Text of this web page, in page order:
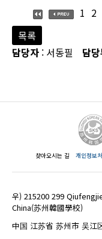
1 2
목록
담당자 : 서동필 담
찾아오시는 길 개인정보
우) 215200 299
China(苏州韓國學校)
中国 江苏省 苏州市 吴江